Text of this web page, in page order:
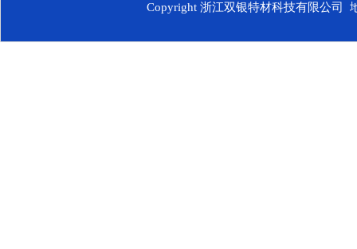
Copyright 浙江双银特材科技有限公司